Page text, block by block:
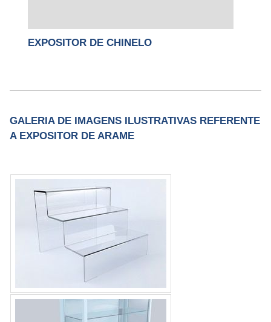
EXPOSITOR DE CHINELO
GALERIA DE IMAGENS ILUSTRATIVAS REFERENTE
A EXPOSITOR DE ARAME